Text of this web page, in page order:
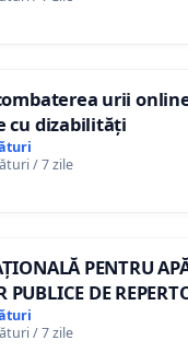
urii
cu dizabilități
/ 7 zile
PENTRU
PUBLICE DE
/ 7 zile